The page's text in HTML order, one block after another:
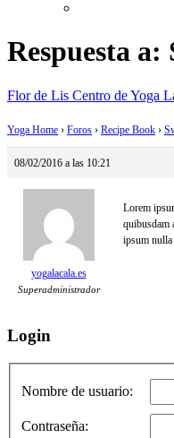
Respuesta
Flor de Lis Centro de Yoga
Yoga Home › Foros › Recipe Book ›
08/02/2016 a las 10:21
yogalacala.es
Superadministrador
Lorem
quibusdam
ipsum nulla
Login
Nombre de usuario:
Contraseña: